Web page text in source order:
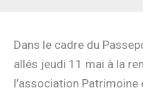
Dans le cadre du
allés jeudi 11 mai à la
l’association Patrimoine